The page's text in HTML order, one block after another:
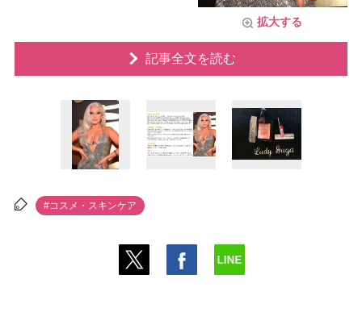
拡大する
記事全文を読む
#コスメ・スキンケア